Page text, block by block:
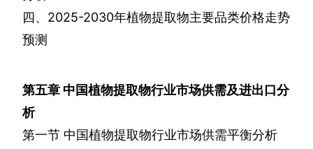
四、 2025-2030年植物提取物主要品类价格走势
预测
第五章 中国植物提取物行业市场供需及进出口分
析
第一节 中国植物提取物行业市场供需平衡分析